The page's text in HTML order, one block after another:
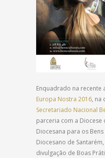
Enquadrado na recente
Europa Nostra 2016, na
Secretariado Nacional
parceria com a Diocese
Diocesana para os
Diocesano de
divulgação de Boas